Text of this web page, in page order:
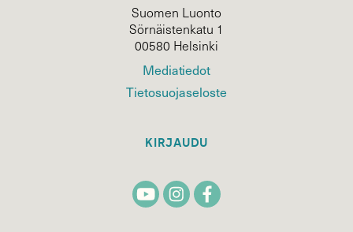
Suomen Luonto
Sörnäistenkatu 1
00580 Helsinki
Mediatiedot
Tietosuojaseloste
KIRJAUDU